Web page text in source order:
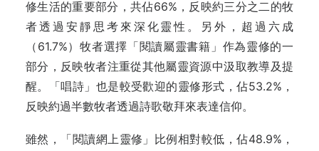
修生活的重要部分，共佔66%，反映約三分之二的牧
者透過安靜思考來深化靈性。另外，超過六成
（61.7%）牧者選擇「閱讀屬靈書籍」作為靈修的一
部分，反映牧者注重從其他屬靈資源中汲取教導及提
醒。「唱詩」也是較受歡迎的靈修形式，佔53.2%，
反映約過半數牧者透過詩歌敬拜來表達信仰。
雖然，「閱讀網上靈修」比例相對較低，佔48.9%，